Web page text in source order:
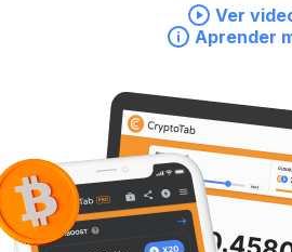
Ver
Aprender